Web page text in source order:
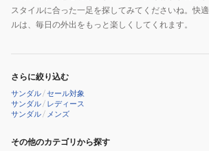
スタイルに合った一足を探してみてくださいね。快
ルは、毎日の外出をもっと楽しくしてくれます。
さらに絞り込む
サンダル/セール対象
サンダル/ レディース
サンダル/ メンズ
その他のカテゴリから探す